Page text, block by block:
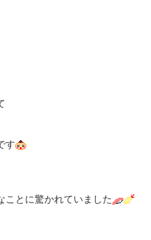
す
とに驚かれていました